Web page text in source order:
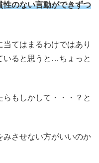
性のない言動ができずつ
てはまるわけではあり
いると思うと…ちょっと
もしかして・・・？と
みさせない方がいいのか